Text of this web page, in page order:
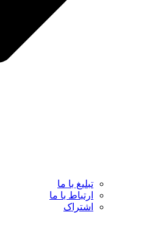
تبلیغ با ما
ارتباط با ما
اشتراک